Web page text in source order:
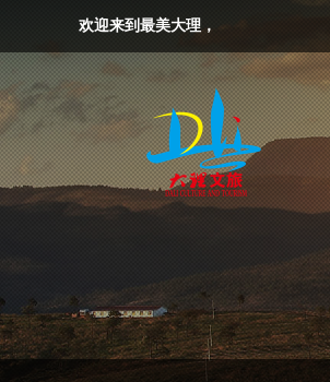
欢迎来到最美大理，